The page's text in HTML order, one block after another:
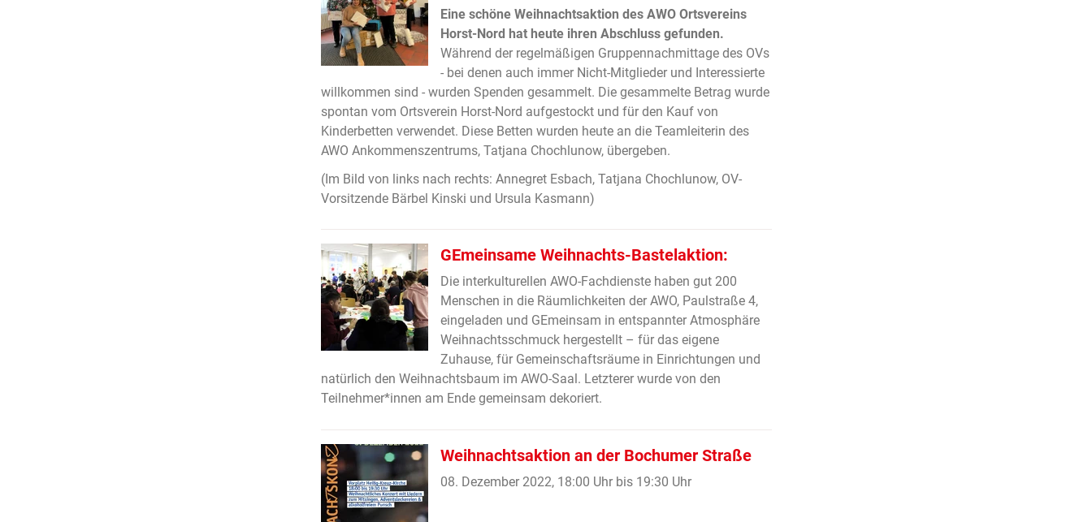
Eine schöne Weihnachtsaktion des AWO Ortsvereins
Horst-Nord hat heute ihren Abschluss gefunden.
Während der regelmäßigen Gruppennachmittage des OVs
- bei denen auch immer Nicht-Mitglieder und Interessierte
willkommen sind - wurden Spenden gesammelt. Die gesammelte Betrag wurde
spontan vom Ortsverein Horst-Nord aufgestockt und für den Kauf von
Kinderbetten verwendet. Diese Betten wurden heute an die Teamleiterin des
AWO Ankommenszentrums, Tatjana Chochlunow, übergeben.
(Im Bild von links nach rechts: Annegret Esbach, Tatjana Chochlunow, OV-
Vorsitzende Bärbel Kinski und Ursula Kasmann)
GEmeinsame Weihnachts-Bastelaktion:
Die interkulturellen AWO-Fachdienste haben gut 200
Menschen in die Räumlichkeiten der AWO, Paulstraße 4,
eingeladen und GEmeinsam in entspannter Atmosphäre
Weihnachtsschmuck hergestellt – für das eigene
Zuhause, für Gemeinschaftsräume in Einrichtungen und
natürlich den Weihnachtsbaum im AWO-Saal. Letzterer wurde von den
Teilnehmer*innen am Ende gemeinsam dekoriert.
Weihnachtsaktion an der Bochumer Straße
08. Dezember 2022, 18:00 Uhr bis 19:30 Uhr